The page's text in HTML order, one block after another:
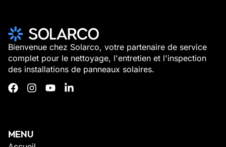
Bienvenue chez Solarco, votre partenaire de service
complet pour le nettoyage, l'entretien et l'inspection
des installations de panneaux solaires.
MENU